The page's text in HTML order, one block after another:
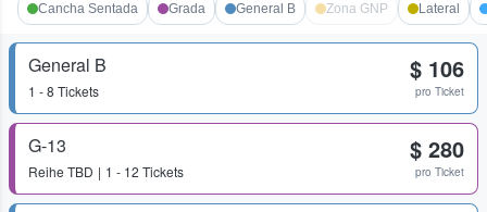
Cancha Sentada Grada General B Zona GNP Lateral
General B
1 - 8 Tickets
$ 106
pro Ticket
G-13
Reihe TBD 1 - 12 Tickets
$ 280
pro Ticket